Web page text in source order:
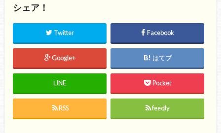
シェア！
Twitter Facebook
Google+ はてブ
LINE Pocket
RSS feedly